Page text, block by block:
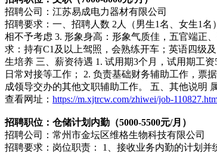
招聘公司：江苏易成电力器材有限公司
招聘要求：一、招聘人数 2人（男生1名、女生1
相不予考虑 3. 形象身高：形象气质佳，五官端正
求：持有C1及以上驾照，会熟练开车；英语四级
生培养 三、薪资待遇 1. 试用期3个月，试用期工
日常对接等工作； 2. 负责基础财务辅助工作，票
成领导交办的其他文职辅助工作。 五、其他说明
查看网址： https://m.xjtrcw.com/zhiwei/job-
招聘职位：仓储计划内勤（5000-5500元/月）
招聘公司：常州市金坛区维格生物科技有限公司
招聘要求：岗位职责： 1、接收业务内勤的计划